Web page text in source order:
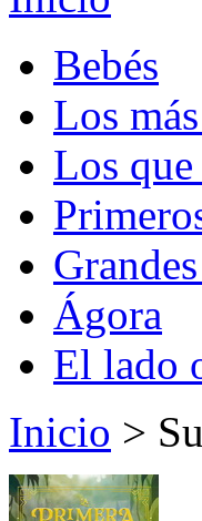
Bebés
Los
Los
Ágora
El lado
Inicio >